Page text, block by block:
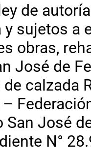
de
sujetos a
obras,
José de
calzada
José
N°